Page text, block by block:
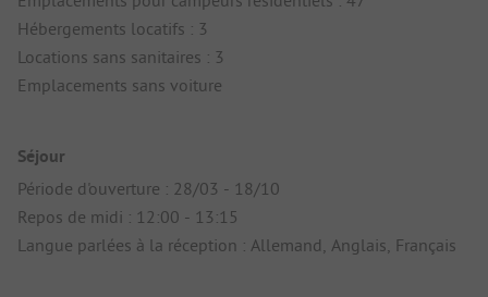
Hébergements locatifs : 3
Locations sans sanitaires : 3
Emplacements sans voiture
Séjour
Période d'ouverture : 28/03 - 18/10
Repos de midi : 12:00 - 13:15
Langue parlées à la réception : Allemand, Anglais, Français